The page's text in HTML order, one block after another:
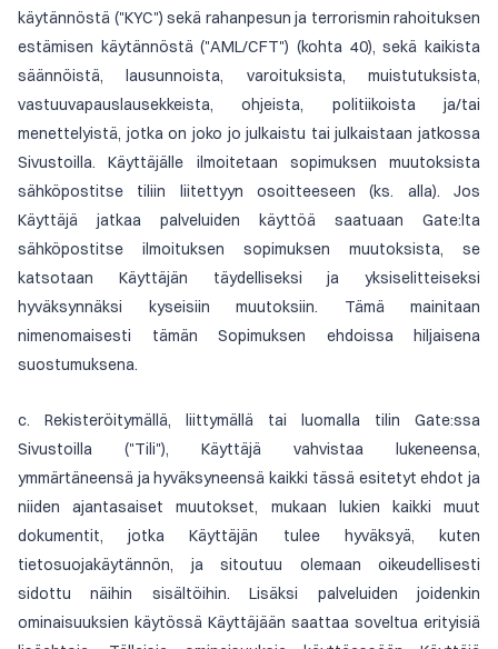
käytännöstä ("KYC") sekä rahanpesun ja terrorismin rahoituksen
estämisen käytännöstä ("AML/CFT") (kohta 40), sekä kaikista
säännöistä, lausunnoista, varoituksista, muistutuksista,
vastuuvapauslausekkeista, ohjeista, politiikoista ja/tai
menettelyistä, jotka on joko jo julkaistu tai julkaistaan jatkossa
Sivustoilla. Käyttäjälle ilmoitetaan sopimuksen muutoksista
sähköpostitse tiliin liitettyyn osoitteeseen (ks. alla). Jos
Käyttäjä jatkaa palveluiden käyttöä saatuaan Gate:lta
sähköpostitse ilmoituksen sopimuksen muutoksista, se
katsotaan Käyttäjän täydelliseksi ja yksiselitteiseksi
hyväksynnäksi kyseisiin muutoksiin. Tämä mainitaan
nimenomaisesti tämän Sopimuksen ehdoissa hiljaisena
suostumuksena.
c. Rekisteröitymällä, liittymällä tai luomalla tilin Gate:ssa
Sivustoilla ("Tili"), Käyttäjä vahvistaa lukeneensa,
ymmärtäneensä ja hyväksyneensä kaikki tässä esitetyt ehdot ja
niiden ajantasaiset muutokset, mukaan lukien kaikki muut
dokumentit, jotka Käyttäjän tulee hyväksyä, kuten
tietosuojakäytännön, ja sitoutuu olemaan oikeudellisesti
sidottu näihin sisältöihin. Lisäksi palveluiden joidenkin
ominaisuuksien käytössä Käyttäjään saattaa soveltua erityisiä